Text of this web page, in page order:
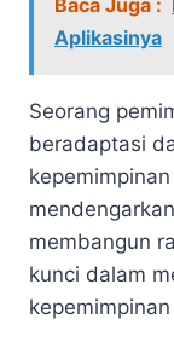
Aplikasinya
Seorang
beradaptasi
membangun
kunci dalam